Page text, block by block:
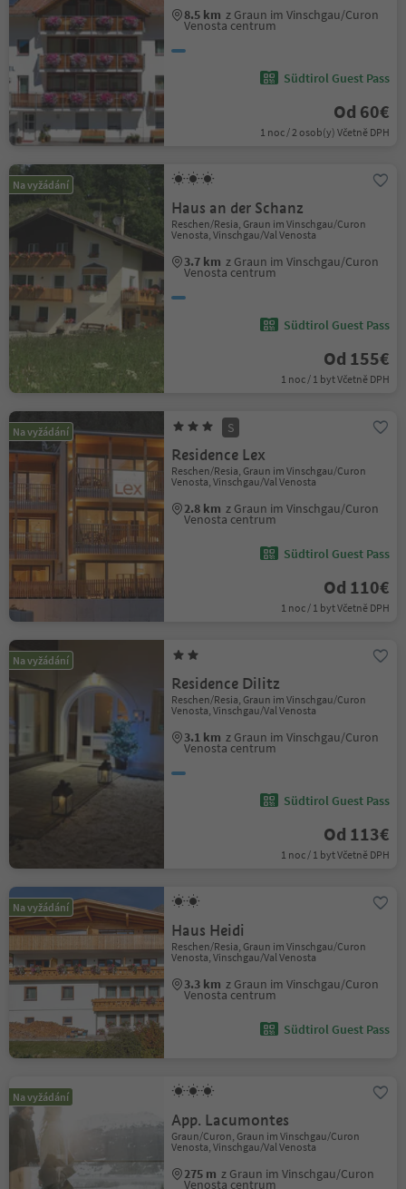
8.5 km z Graun im Vinschgau/Curon
Venosta centrum
Südtirol Guest Pass
Od 60€
1 noc / 2 osob(y) Včetně DPH
Na vyžádání
Haus an der Schanz
Reschen/Resia, Graun im Vinschgau/Curon
Venosta, Vinschgau/Val Venosta
3.7 km z Graun im Vinschgau/Curon
Venosta centrum
Südtirol Guest Pass
Od 155€
1 noc / 1 byt Včetně DPH
Na vyžádání S
Residence Lex
Reschen/Resia, Graun im Vinschgau/Curon
Venosta, Vinschgau/Val Venosta
2.8 km z Graun im Vinschgau/Curon
Venosta centrum
Südtirol Guest Pass
Od 110€
1 noc / 1 byt Včetně DPH
Na vyžádání
Residence Dilitz
Reschen/Resia, Graun im Vinschgau/Curon
Venosta, Vinschgau/Val Venosta
3.1 km z Graun im Vinschgau/Curon
Venosta centrum
Südtirol Guest Pass
Od 113€
1 noc / 1 byt Včetně DPH
Na vyžádání
Haus Heidi
Reschen/Resia, Graun im Vinschgau/Curon
Venosta, Vinschgau/Val Venosta
3.3 km z Graun im Vinschgau/Curon
Venosta centrum
Südtirol Guest Pass
Na vyžádání
App. Lacumontes
Graun/Curon, Graun im Vinschgau/Curon
Venosta, Vinschgau/Val Venosta
275 m z Graun im Vinschgau/Curon
Venosta centrum